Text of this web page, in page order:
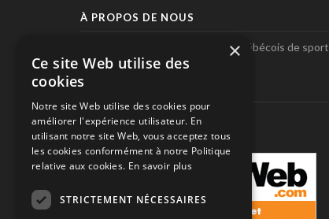
À PROPOS DE NOUS
Pole-Position, le seul magazine québécois de sport
automobile.
SUIVEZ-NOUS
×
Ce site Web utilise des
cookies
Notre site Web utilise des cookies pour
améliorer l'expérience utilisateur. En
utilisant notre site Web, vous acceptez tous
les cookies conformément à notre Politique
relative aux cookies. En savoir plus
STRICTEMENT NÉCESSAIRES